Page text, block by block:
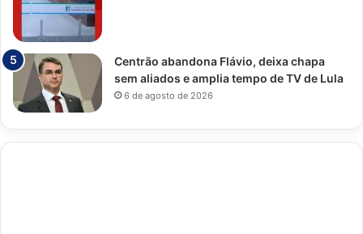
Centrão abandona Flávio, deixa chapa
sem aliados e amplia tempo de TV de Lula
6 de agosto de 2026